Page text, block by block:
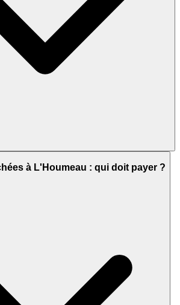
à L'Houmeau : qui doit payer ?